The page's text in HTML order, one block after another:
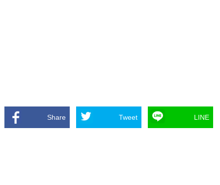
Share Tweet LINE